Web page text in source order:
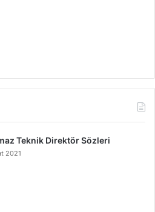
Teknik Direktör Sözleri
2021